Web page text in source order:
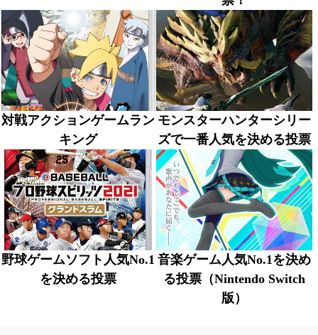
対戦アクションゲームラン
キング
モンスターハンターシリー
ズで一番人気を決める投票
野球ゲームソフト人気No.1
を決める投票
音楽ゲーム人気No.1を決め
る投票（Nintendo Switch
版）